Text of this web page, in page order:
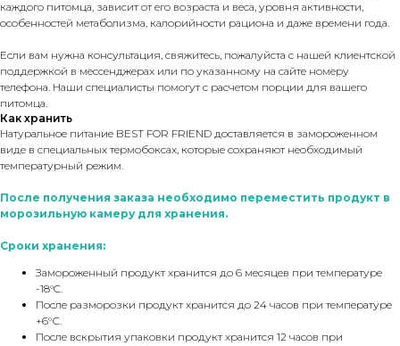
каждого питомца, зависит от его возраста и веса, уровня активности,
особенностей метаболизма, калорийности рациона и даже времени года.
Если вам нужна консультация, свяжитесь, пожалуйста с нашей клиентской
поддержкой в мессенджерах или по указанному на сайте номеру
телефона. Наши специалисты помогут с расчетом порции для вашего
питомца.
Как хранить
Натуральное питание BEST FOR FRIEND доставляется в замороженном
виде в специальных термобоксах, которые сохраняют необходимый
температурный режим.
После получения заказа необходимо переместить продукт в
морозильную камеру для хранения.
Сроки хранения:
Замороженный продукт хранится до 6 месяцев при температуре
-18°C.
После разморозки продукт хранится до 24 часов при температуре
+6°С.
После вскрытия упаковки продукт хранится 12 часов при